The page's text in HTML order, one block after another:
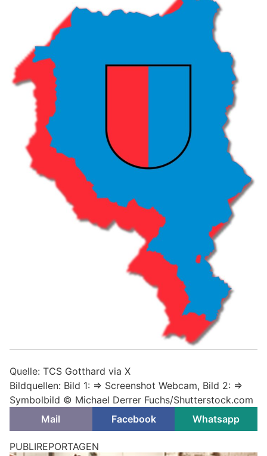
Quelle: TCS Gotthard via X
Bildquellen: Bild 1: => Screenshot Webcam, Bild 2: =>
Symbolbild © Michael Derrer Fuchs/Shutterstock.com
Mail
Facebook Whatsapp
PUBLIREPORTAGEN